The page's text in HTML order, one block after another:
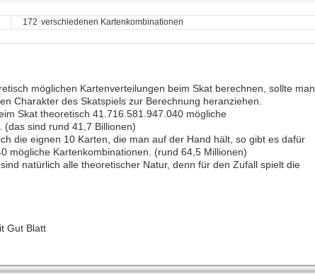
172 verschiedenen Kartenkombinationen
möglichen Kartenverteilungen beim Skat berechnen, sollte man
Charakter des Skatspiels zur Berechnung heranziehen.
Skat theoretisch 41.716.581.947.040 mögliche
(das sind rund 41,7 Billionen)
die eignen 10 Karten, die man auf der Hand hält, so gibt es dafür
mögliche Kartenkombinationen. (rund 64,5 Millionen)
natürlich alle theoretischer Natur, denn für den Zufall spielt die
Gut Blatt